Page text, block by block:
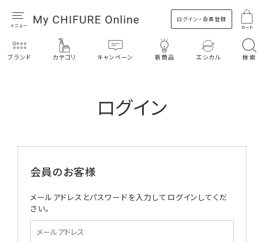
ログイン・会員登録
カート
ブランド カテゴリ キャンペーン 新商品 エシカル 検索
ログイン
会員のお客様
メールアドレスとパスワードを入力してログインしてくだ
さい。